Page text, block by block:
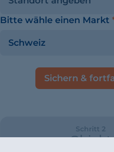
Bitte wähle einen Markt
Sichern &
Schritt 2
Objekt